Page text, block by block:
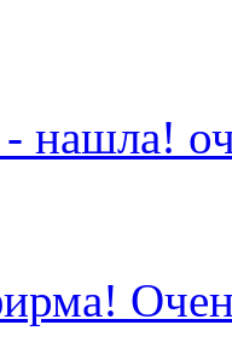
нашла!